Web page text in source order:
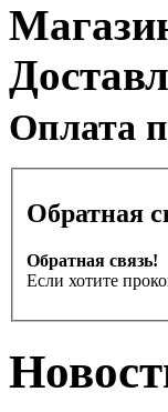
Оплата
Обратная
Обратная связь!
Если хотите